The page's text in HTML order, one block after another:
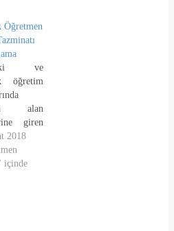
Öğretmen
ve
öğretim
alan
giren
2018
içinde